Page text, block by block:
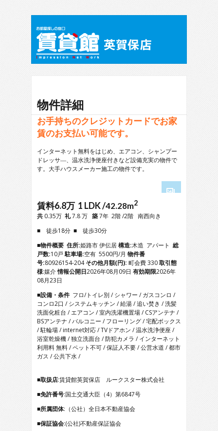
物件詳細
お手持ちのクレジットカードでお家
賃のお支払い可能です。
インターネット無料をはじめ、エアコン、シャンプー
ドレッサ―、温水洗浄便座付きなど設備充実の物件で
す。大手ハウスメーカー施工の物件です。
6
7
8
11
12
13
14
15
16
17
賃料6.8万 1 LDK /42.28m2
共 0.35万 礼7.8 万 築7年 2階 /2階 南西向き
■ 徒歩18分 ■ 徒歩30分
■物件概要 住所:姫路市 伊伝居構造:木造 アパート 総
戸数:10戸駐車場:空有 5500円/月 物件番
号:80926154-204その他月額(円): 町会費 330取引態
様:媒介情報公開日2026年08月09日 有効期限2026年
08月23日
■設備・条件 フロ/トイレ別 / シャワー / ガスコンロ /
コンロ2口 / システムキッチン / 給湯 / 追い焚き / 洗髪
洗面化粧台 / エアコン / 室内洗濯機置場 / CSアンテナ /
BSアンテナ / バルコニー / フローリング / 宅配ボックス
/ 駐輪場 / internet対応 / TVドアホン / 温水洗浄便座 /
浴室乾燥機 / 独立洗面台 / 防犯カメラ / インターネット
利用料 無料 / ペット不可 / 保証人不要 / 公営水道 / 都市
ガス / 公共下水 /
■取扱店:賃貸館英賀保店 ルークスター株式会社
■免許番号:国土交通大臣（4）第6847号
■所属団体:（公社）全日本不動産協会
■保証協会:(公社)不動産保証協会